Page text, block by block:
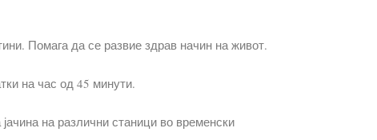
Помага да се развие здрав начин на живот.
на час од 45 минути.
на различни станици во временски